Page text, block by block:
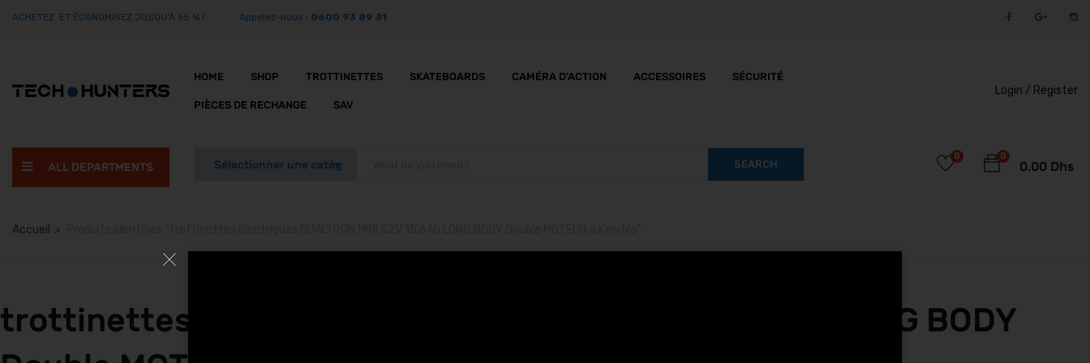
ACHETEZ ET ÉCONOMISEZ JUSQU’À 65 % ! Appelez-nous : 0600 93 89 31
HOME SHOP TROTTINETTES SKATEBOARDS CAMÉRA D’ACTION ACCESSOIRES SÉCURITÉ
PIÈCES DE RECHANGE SAV
Login / Register
ALL DEPARTMENTS SEARCH
0
0.00 Dhs
0
Accueil
trottinettes électriques DUALTRON MINI 52V 15.6Ah LONG BODY